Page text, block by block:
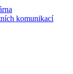
komunikací